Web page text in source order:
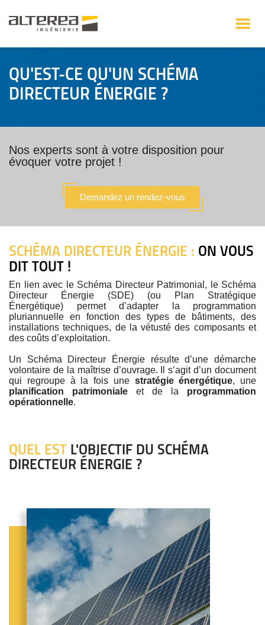
QU'EST-CE QU'UN SCHÉMA
DIRECTEUR ÉNERGIE ?
Nos experts sont à votre disposition pour
évoquer votre projet !
Demandez un rendez-vous
SCHÉMA DIRECTEUR ÉNERGIE : ON VOUS
DIT TOUT !
En lien avec le Schéma Directeur Patrimonial, le Schéma
Directeur Énergie (SDE) (ou Plan Stratégique
Énergétique) permet d’adapter la programmation
pluriannuelle en fonction des types de bâtiments, des
installations techniques, de la vétusté des composants et
des coûts d’exploitation.
Un Schéma Directeur Énergie résulte d’une démarche
volontaire de la maîtrise d’ouvrage. Il s’agit d’un document
qui regroupe à la fois une stratégie énergétique, une
planification patrimoniale et de la programmation
opérationnelle.
QUEL EST L'OBJECTIF DU SCHÉMA
DIRECTEUR ÉNERGIE ?